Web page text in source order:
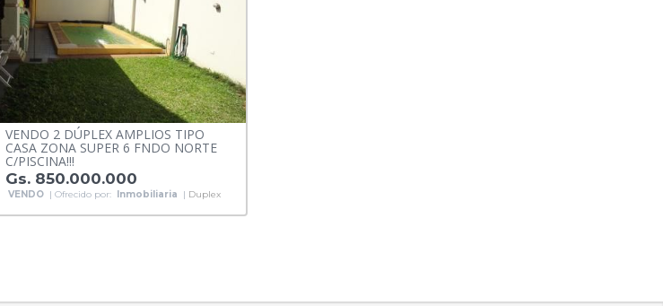
VENDO 2 DÚPLEX AMPLIOS TIPO
CASA ZONA SUPER 6 FNDO NORTE
C/PISCINA!!!
Gs. 850.000.000
VENDO | Ofrecido por: Inmobiliaria | Duplex